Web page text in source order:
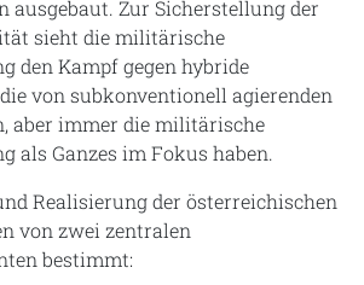
ausgebaut. Zur Sicherstellung der
sieht die militärische
den Kampf gegen hybride
von subkonventionell agierenden
aber immer die militärische
als Ganzes im Fokus haben.
Realisierung der österreichischen
von zwei zentralen
bestimmt: